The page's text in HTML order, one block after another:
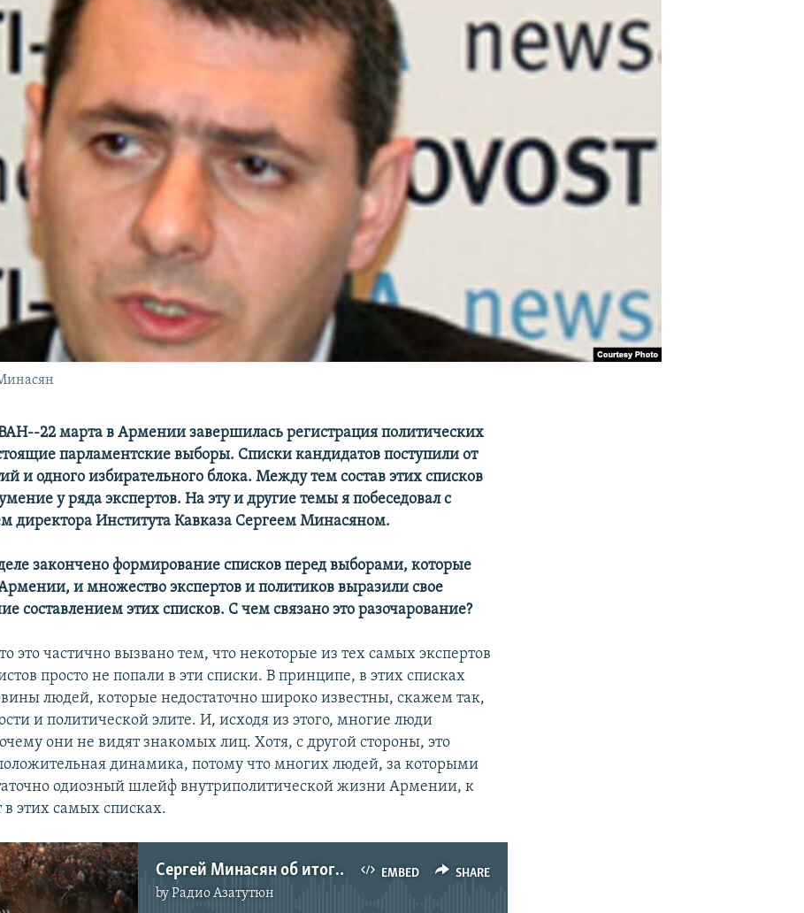
22 марта в Армении завершилась регистрация политических
парламентские выборы. Списки кандидатов поступили от
и одного избирательного блока. Между тем состав этих списков
у ряда экспертов. На эту и другие темы я побеседовал с
директора Института Кавказа Сергеем Минасяном.
закончено формирование списков перед выборами, которые
и множество экспертов и политиков выразили свое
составлением этих списков. С чем связано это разочарование?
это частично вызвано тем, что некоторые из тех самых экспертов
просто не попали в эти списки. В принципе, в этих списках
людей, которые недостаточно широко известны, скажем так,
и политической элите. И, исходя из этого, многие люди
они не видят знакомых лиц. Хотя, с другой стороны, это
динамика, потому что многих людей, за которыми
одиозный шлейф внутриполитической жизни Армении, к
в этих самых списках.
EMBED SHARE
Сергей Минасян об итогах недели в Армении
byРадио Азатутюн
No media source currently available